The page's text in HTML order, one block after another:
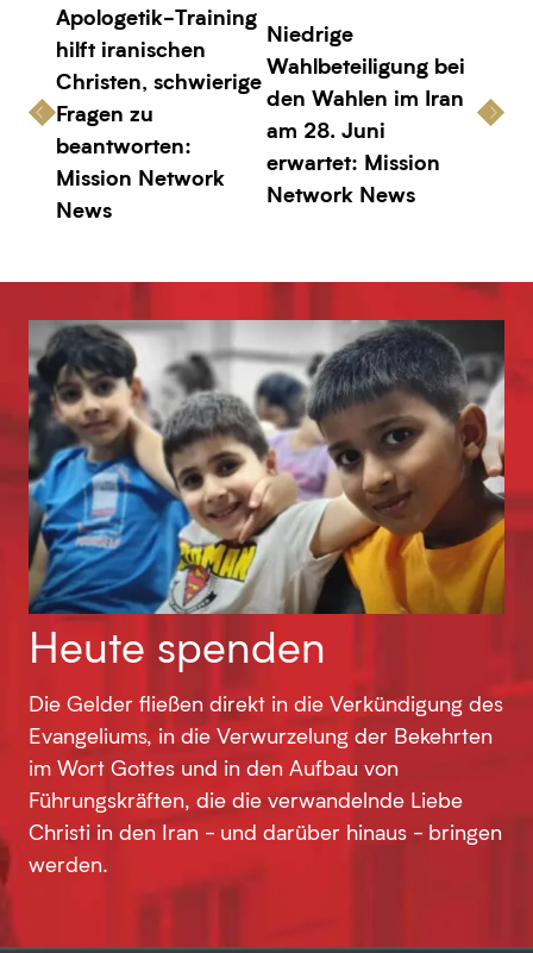
Apologetik-Training
hilft iranischen
Christen, schwierige
Fragen zu
beantworten:
Mission Network
News
Niedrige
Wahlbeteiligung bei
den Wahlen im Iran
am 28. Juni
erwartet: Mission
Network News
Heute spenden
Die Gelder fließen direkt in die Verkündigung des
Evangeliums, in die Verwurzelung der Bekehrten
im Wort Gottes und in den Aufbau von
Führungskräften, die die verwandelnde Liebe
Christi in den Iran - und darüber hinaus - bringen
werden.